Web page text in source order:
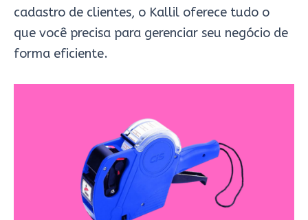
cadastro de clientes, o Kallil oferece tudo o
que você precisa para gerenciar seu negócio de
forma eficiente.